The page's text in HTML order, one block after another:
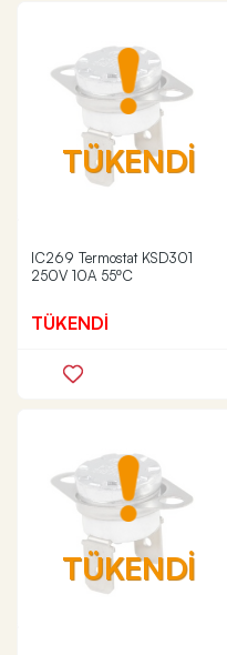
TÜKENDİ
IC269 Termostat KSD301
250V 10A 55ºC
TÜKENDİ
TÜKENDİ